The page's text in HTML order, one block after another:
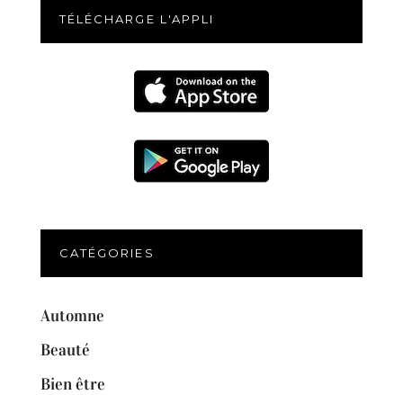
TÉLÉCHARGE L'APPLI
CATÉGORIES
Automne
Beauté
Bien être